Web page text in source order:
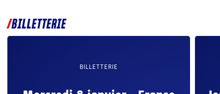
BILLETTERIE